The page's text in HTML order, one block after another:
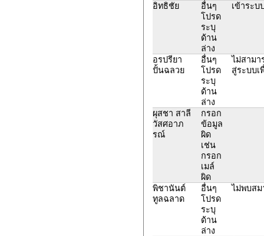
อิทธิชัย
อื่นๆ
โปรด
ระบุ
ด้าน
ล่าง
เข้าระบ
อรปรียา
ปั้นฉลวย
อื่นๆ
โปรด
ระบุ
ด้าน
ล่าง
ไม่สามา
สู่ระบบเ
ผุสชา สาลี
วัสศอาภ
รณ์
กรอก
ข้อมูล
ผิด
เช่น
กรอก
เมล์
ผิด
พิชานันต์
ทูลฉลาด
อื่นๆ
โปรด
ระบุ
ด้าน
ล่าง
ไม่พบสม